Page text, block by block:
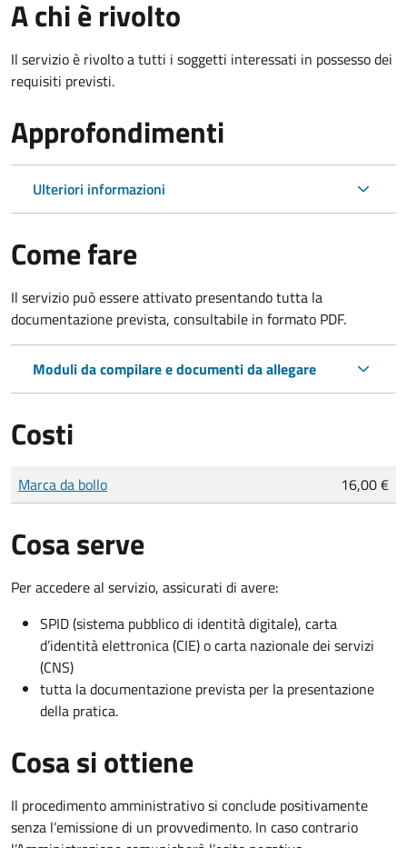
A chi è rivolto
Il servizio è rivolto a tutti i soggetti interessati in possesso dei
requisiti previsti.
Approfondimenti
Ulteriori informazioni
Come fare
Il servizio può essere attivato presentando tutta la
documentazione prevista, consultabile in formato PDF.
Moduli da compilare e documenti da allegare
Costi
Tipo di pagamento
Importo
Marca da bollo 16,00 €
Cosa serve
Per accedere al servizio, assicurati di avere:
SPID (sistema pubblico di identità digitale), carta
d’identità elettronica (CIE) o carta nazionale dei servizi
(CNS)
tutta la documentazione prevista per la presentazione
della pratica.
Cosa si ottiene
Il procedimento amministrativo si conclude positivamente
senza l’emissione di un provvedimento. In caso contrario